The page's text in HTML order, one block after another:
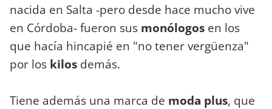
nacida en Salta -pero desde hace mucho vive
en Córdoba- fueron sus monólogos en los
que hacía hincapié en "no tener vergüenza"
por los kilos demás.
Tiene además una marca de moda plus, que